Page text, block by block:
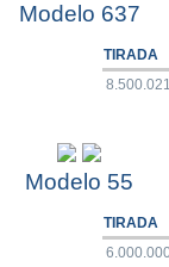
Modelo 637
TIRADA
Modelo 55
TIRADA